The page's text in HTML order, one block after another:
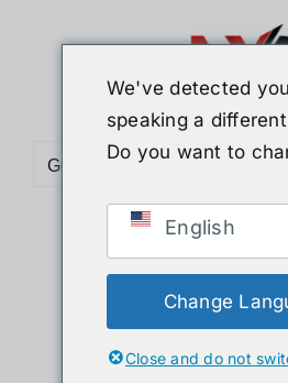
Go to...
Sort byPopularity
Show12 Products
We've detected
speaking a
Do you want to
English
Change
Close and do not